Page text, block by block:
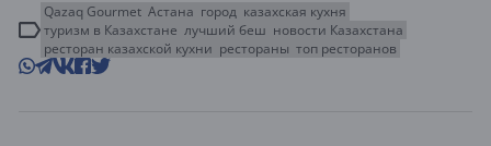
Qazaq Gourmet Астана город казахская кухня
туризм в Казахстане лучший беш новости Казахстана
ресторан казахской кухни рестораны топ ресторанов